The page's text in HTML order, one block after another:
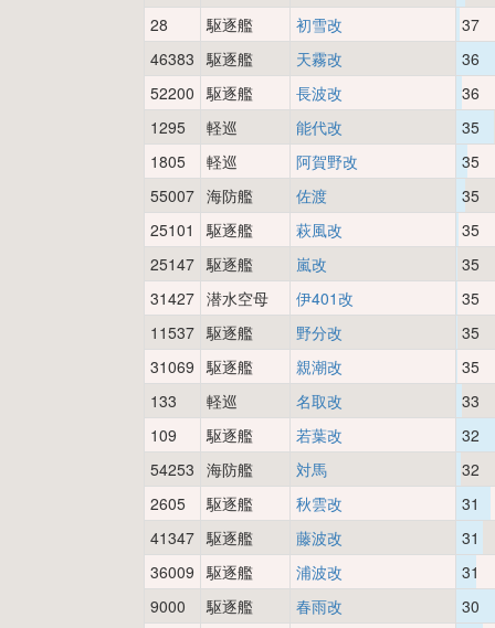
28
駆逐艦 初雪改
37
46383 駆逐艦 天霧改
36
52200 駆逐艦 長波改
36
1295
軽巡 能代改
35
1805
軽巡 阿賀野改
35
55007 海防艦 佐渡
35
25101
駆逐艦 萩風改
35
25147 駆逐艦 嵐改
35
31427 潜水空母 伊401改
35
11537 駆逐艦 野分改
35
31069 駆逐艦 親潮改
35
133
軽巡 名取改
33
109
駆逐艦 若葉改
32
54253 海防艦 対馬
32
2605
駆逐艦 秋雲改
31
41347 駆逐艦 藤波改
31
36009 駆逐艦 浦波改
31
9000
駆逐艦 春雨改
30